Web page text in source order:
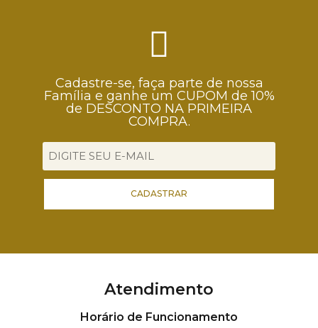
Cadastre-se, faça parte de nossa
Família e ganhe um CUPOM de 10%
de DESCONTO NA PRIMEIRA
COMPRA.
CADASTRAR
Atendimento
Horário de Funcionamento